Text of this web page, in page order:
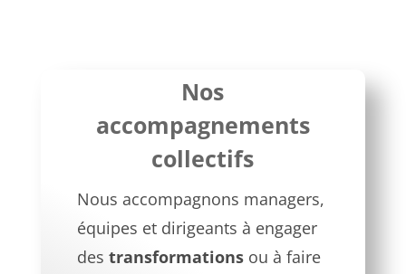
Nos
accompagnements
collectifs
Nous accompagnons managers,
équipes et dirigeants à engager
des transformationsou à faire